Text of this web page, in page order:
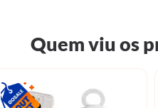
Quem viu os